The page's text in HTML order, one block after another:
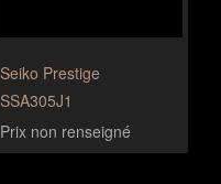
Seiko Prestige
SSA305J1
Prix non renseigné